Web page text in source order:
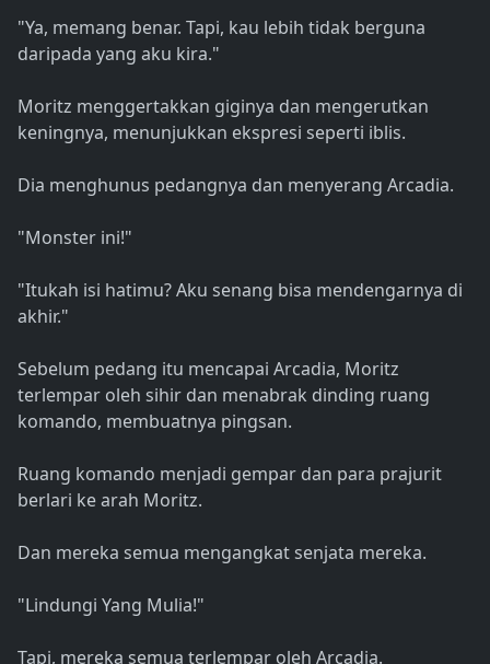
"Ya, memang benar. Tapi, kau lebih tidak berguna
daripada yang aku kira."
Moritz menggertakkan giginya dan mengerutkan
keningnya, menunjukkan ekspresi seperti iblis.
Dia menghunus pedangnya dan menyerang Arcadia.
"Monster ini!"
"Itukah isi hatimu? Aku senang bisa mendengarnya di
akhir."
Sebelum pedang itu mencapai Arcadia, Moritz
terlempar oleh sihir dan menabrak dinding ruang
komando, membuatnya pingsan.
Ruang komando menjadi gempar dan para prajurit
berlari ke arah Moritz.
Dan mereka semua mengangkat senjata mereka.
"Lindungi Yang Mulia!"
Tapi, mereka semua terlempar oleh Arcadia.